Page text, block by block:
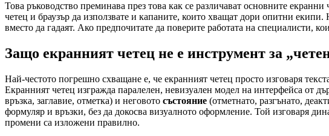
Това ръководство преминава през това как се различават основните
четец и браузър да използвате и капаните, които хващат дори опитни
вместо да гадаят. Ако предпочитате да поверите работата на специалисти,
Защо екранният четец не е инструмент за
Най-честото погрешно схващане е, че екранният четец просто изговаря
Екранният четец изгражда паралелен, невизуален модел на интерфейса от
връзка, заглавие, отметка) и неговото състояние (отметнато, разгънато,
формуляр и връзки, без да докосва визуалното оформление. Той изговаря
промени са изложени правилно.